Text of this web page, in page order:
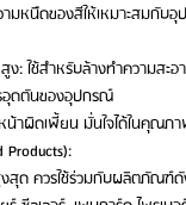
หนืดของสีให้เหมาะสมกับ
: ใช้สำหรับล้างทำความสะ
อุดตันของอุปกรณ์
น้าผิดเพี้ยน มั่นใจได้ในคุณ
สุด ควรใช้ร่วมกับผลิตภัณฑ์ดั